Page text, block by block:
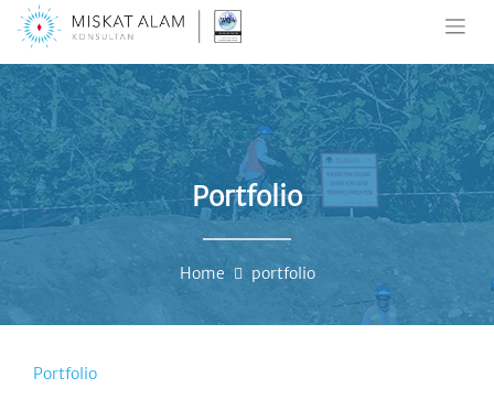
content
Portfolio
Home portfolio
Portfolio